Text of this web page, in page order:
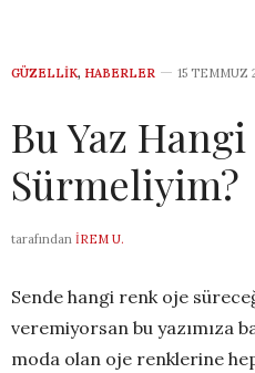
GÜZELLIK, HABERLER 15 TEMMUZ
Bu Yaz
Sürmeliyim?
tarafından İREM U.
Sende hangi renk oje
veremiyorsan bu yazımıza
moda olan oje renklerine